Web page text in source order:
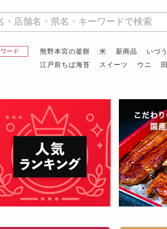
ード 熊野本宮の釜餅 米 新商品 いづう
江戸前ちば海苔
スイーツ ウニ